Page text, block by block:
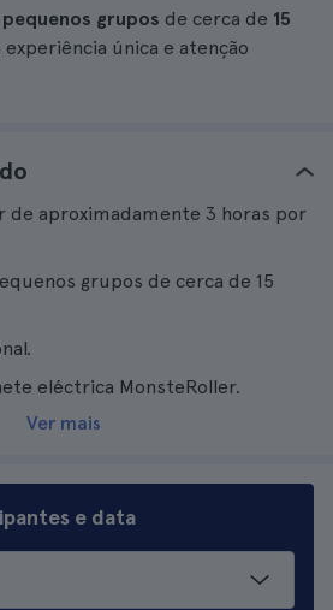
pequenos grupos de cerca de 15
experiência única e atenção
de aproximadamente 3 horas por
grupos de cerca de 15
eléctrica MonsteRoller.
Ver mais
e data